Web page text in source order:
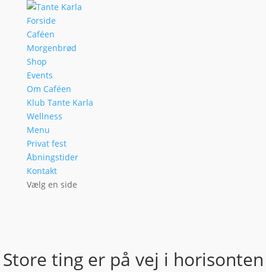
Forside
Caféen
Morgenbrød
Shop
Events
Om Caféen
Klub Tante Karla
Wellness
Menu
Privat fest
Åbningstider
Kontakt
Vælg en side
Store ting er på vej i horisonten